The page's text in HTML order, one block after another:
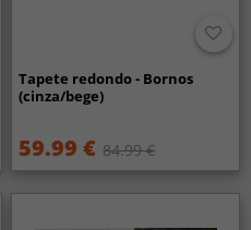
Tapete redondo - Bornos
(cinza/bege)
59.99 € 84.99 €